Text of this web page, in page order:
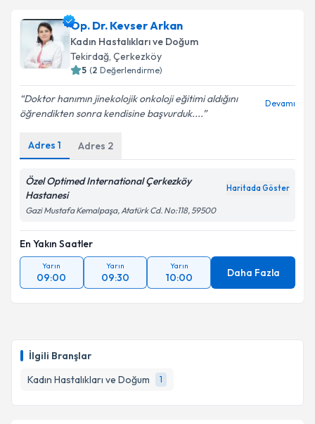
İlgili Branşlar
Kadın Hastalıkları ve Doğum
1
Op. Dr. Kevser Arkan
Kadın Hastalıkları ve Doğum
Tekirdağ, Çerkezköy
5 (2 Değerlendirme)
Doktor hanımın jinekolojik onkoloji eğitimi aldığını
öğrendikten sonra kendisine başvurduk....
Devamı
Adres 1 Adres 2
Özel Optimed International Çerkezköy
Hastanesi
Haritada Göster
Gazi Mustafa Kemalpaşa, Atatürk Cd. No:118, 59500
En Yakın Saatler
Yarın
09:00
Yarın
09:30
Yarın
10:00 Daha Fazla